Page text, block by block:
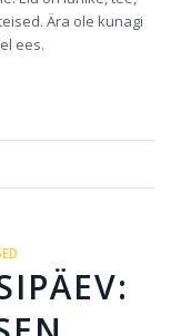
Ära ole kunagi
ees.